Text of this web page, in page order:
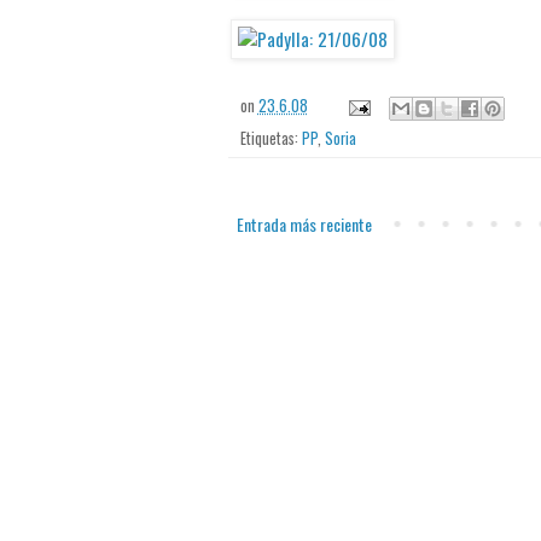
on 23.6.08
Etiquetas: PP, Soria
Entrada más reciente